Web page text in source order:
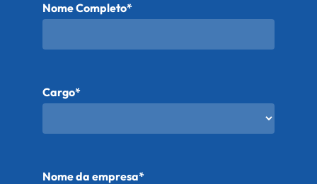
Nome Completo*
Cargo*
Nome da empresa*